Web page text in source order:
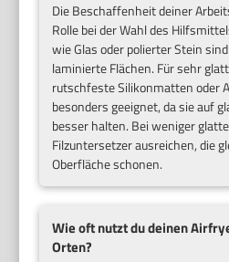
Die Beschaffenheit deiner
Rolle bei der Wahl des
wie Glas oder polierter Stein
laminierte Flächen. Für sehr
rutschfeste Silikonmatten oder
besonders geeignet, da sie auf
besser halten. Bei weniger
Filzuntersetzer ausreichen, die
Oberfläche schonen.
Wie oft nutzt du deinen
Orten?